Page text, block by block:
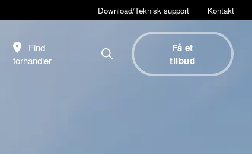
Download/Teknisk support Kontakt
Find
forhandler
Få et
tilbud